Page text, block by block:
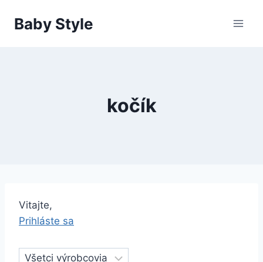
Baby Style
kočík
Vitajte,
Prihláste sa